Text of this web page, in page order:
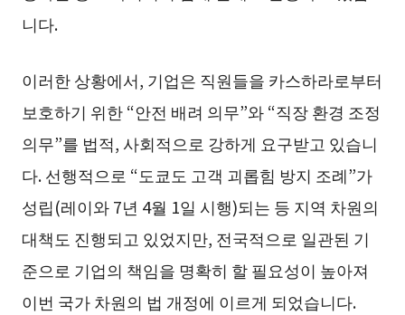
니다.
이러한 상황에서, 기업은 직원들을 카스하라로부터
보호하기 위한 “안전 배려 의무”와 “직장 환경 조정
의무”를 법적, 사회적으로 강하게 요구받고 있습니
다. 선행적으로 “도쿄도 고객 괴롭힘 방지 조례”가
성립(레이와 7년 4월 1일 시행)되는 등 지역 차원의
대책도 진행되고 있었지만, 전국적으로 일관된 기
준으로 기업의 책임을 명확히 할 필요성이 높아져
이번 국가 차원의 법 개정에 이르게 되었습니다.